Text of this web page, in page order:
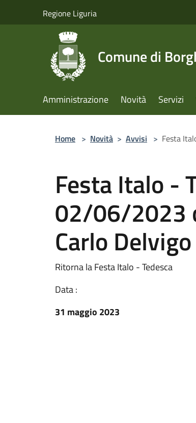
Regione Liguria
Comune di
Amministrazione Novità Servizi
Home > Novità > Avvisi > Festa
Festa Italo -
02/06/2023
Carlo Delvigo
Ritorna la Festa Italo - Tedesca
Data :
31 maggio 2023